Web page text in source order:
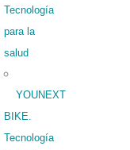
Tecnología
para la
salud
YOUNEXT
BIKE.
Tecnología